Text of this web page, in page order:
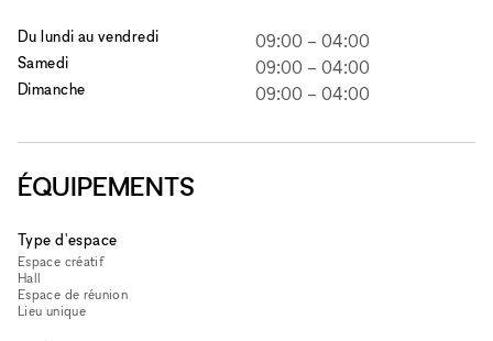
Du lundi au vendredi 09:00 – 04:00
Samedi 09:00 – 04:00
Dimanche 09:00 – 04:00
ÉQUIPEMENTS
Type d'espace
Espace créatif
Hall
Espace de réunion
Lieu unique